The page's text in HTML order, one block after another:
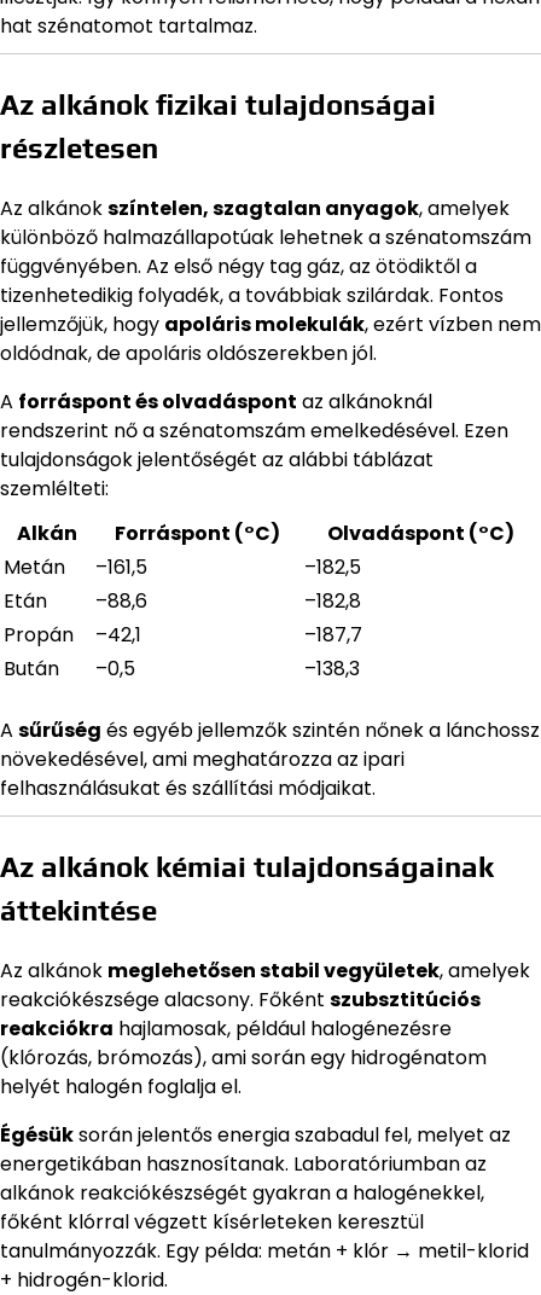
hat szénatomot tartalmaz.
Az alkánok fizikai tulajdonságai
részletesen
Az alkánokszíntelen, szagtalan anyagok, amelyek
különböző halmazállapotúak lehetnek a szénatomszám
függvényében. Az első négy tag gáz, az ötödiktől a
tizenhetedikig folyadék, a továbbiak szilárdak. Fontos
jellemzőjük, hogy apoláris molekulák, ezért vízben nem
oldódnak, de apoláris oldószerekben jól.
A forráspont és olvadáspont az alkánoknál
rendszerint nő a szénatomszám emelkedésével. Ezen
tulajdonságok jelentőségét az alábbi táblázat
szemlélteti:
Alkán
Forráspont (°C)
Olvadáspont (°C)
Metán
–161,5
–182,5
Etán
–88,6
–182,8
Propán
–42,1
–187,7
Bután
–0,5 –138,3
A sűrűség és egyéb jellemzők szintén nőnek a lánchossz
növekedésével, ami meghatározza az ipari
felhasználásukat és szállítási módjaikat.
Az alkánok kémiai tulajdonságainak
áttekintése
Az alkánok meglehetősen stabil vegyületek, amelyek
reakciókészsége alacsony. Főként szubsztitúciós
reakciókra hajlamosak, például halogénezésre
(klórozás, brómozás), ami során egy hidrogénatom
helyét halogén foglalja el.
Égésüksorán jelentős energia szabadul fel, melyet az
energetikában hasznosítanak. Laboratóriumban az
alkánok reakciókészségét gyakran a halogénekkel,
főként klórral végzett kísérleteken keresztül
tanulmányozzák. Egy példa: metán + klór → metil-klorid
+ hidrogén-klorid.